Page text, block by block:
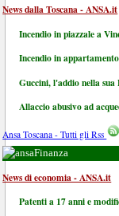
News dalla Toscana - ANSA.it
Incendio in piazzale a
Incendio in
Guccini, l'addio nella
Allaccio abusivo ad
Ansa Toscana - Tutti gli Rss
Finanza
News di economia - ANSA.it
Patenti a 17 anni e